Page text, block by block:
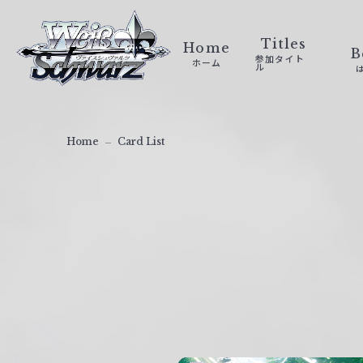
ァ
Home
ホーム
Titles
参加タイト
ル
Home Card List